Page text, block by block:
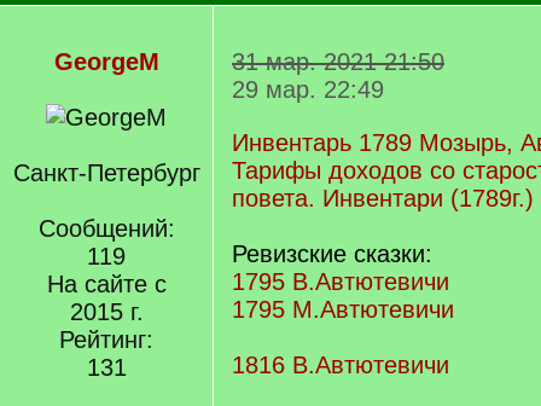
GeorgeM
Санкт-Петербург
Сообщений:
119
На сайте с
2015 г.
Рейтинг:
131
31 мар. 2021 21:50
29 мар. 22:49
Инвентарь 1789 Мозырь,
Тарифы доходов со
повета. Инвентари (1789г.)
Ревизские сказки:
1795 В.Автютевичи
1795 М.Автютевичи
1816 В.Автютевичи